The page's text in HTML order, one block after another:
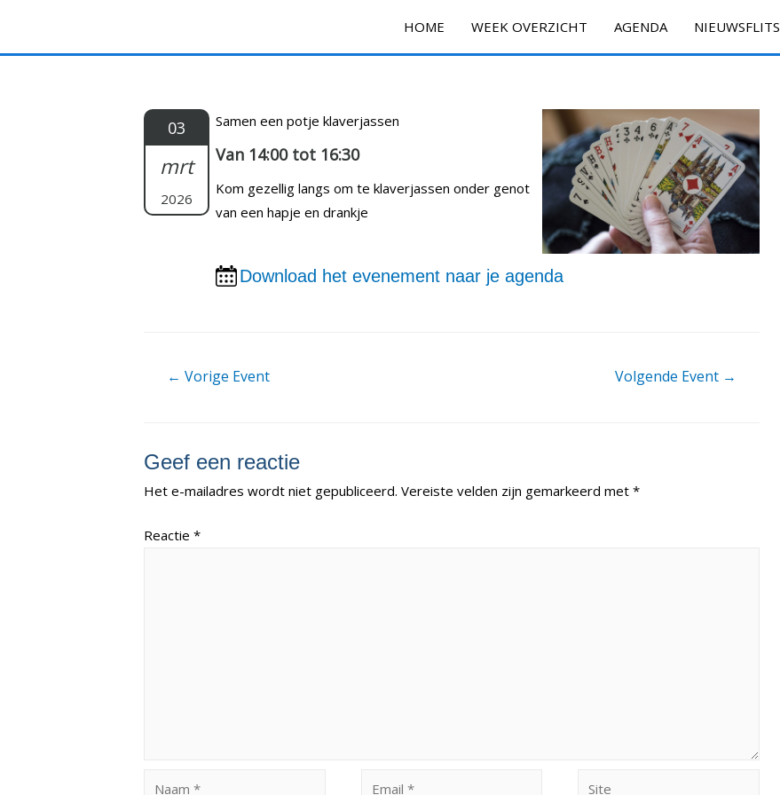
inhoud
HOME WEEK OVERZICHT AGENDA NIEUWSFLITS
03
mrt
2026
Samen een potje klaverjassen
Van 14:00 tot 16:30
Kom gezellig langs om te klaverjassen onder genot
van een hapje en drankje
Download het evenement naar je agenda
Berichtnavigatie
← Vorige Event Volgende Event →
Geef een reactie
Het e-mailadres wordt niet gepubliceerd. Vereiste velden zijn gemarkeerd met *
Reactie *